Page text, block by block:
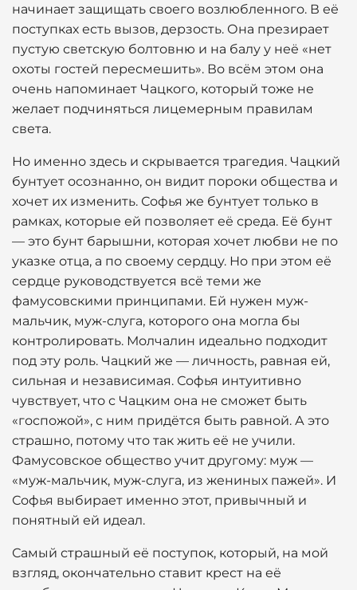
начинает защищать своего возлюбленного. В её
поступках есть вызов, дерзость. Она презирает
пустую светскую болтовню и на балу у неё «нет
охоты гостей пересмешить». Во всём этом она
очень напоминает Чацкого, который тоже не
желает подчиняться лицемерным правилам
света.
Но именно здесь и скрывается трагедия. Чацкий
бунтует осознанно, он видит пороки общества и
хочет их изменить. Софья же бунтует только в
рамках, которые ей позволяет её среда. Её бунт
— это бунт барышни, которая хочет любви не по
указке отца, а по своему сердцу. Но при этом её
сердце руководствуется всё теми же
фамусовскими принципами. Ей нужен муж-
мальчик, муж-слуга, которого она могла бы
контролировать. Молчалин идеально подходит
под эту роль. Чацкий же — личность, равная ей,
сильная и независимая. Софья интуитивно
чувствует, что с Чацким она не сможет быть
«госпожой», с ним придётся быть равной. А это
страшно, потому что так жить её не учили.
Фамусовское общество учит другому: муж —
«муж-мальчик, муж-слуга, из жениных пажей». И
Софья выбирает именно этот, привычный и
понятный ей идеал.
Самый страшный её поступок, который, на мой
взгляд, окончательно ставит крест на её